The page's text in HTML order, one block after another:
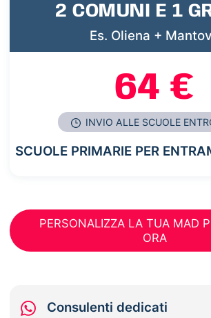
2 COMUNI E 1
Es. Oliena +
64 €
INVIO ALLE SCUOLE
SCUOLE PRIMARIE PER
PERSONALIZZA LA TUA MAD
ORA
Consulenti dedicati